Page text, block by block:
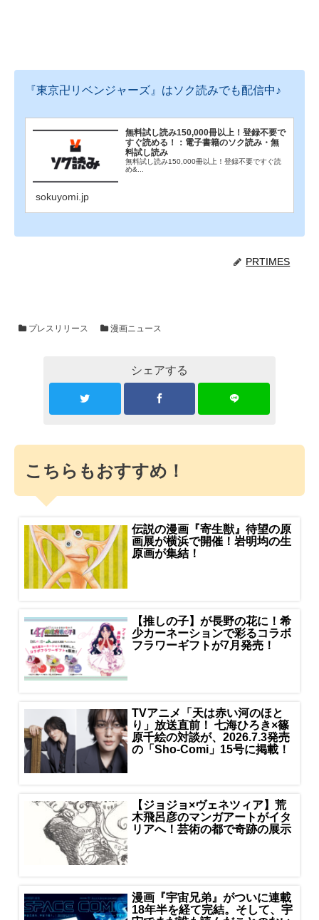
『東京卍リベンジャーズ』はソク読みでも配信中♪
無料試し読み150,000冊以上！登録不要で
すぐ読める！：電子書籍のソク読み・無
料試し読み
無料試し読み150,000冊以上！登録不要ですぐ読
め&...
sokuyomi.jp
PRTIMES
プレスリリース 漫画ニュース
シェアする
こちらもおすすめ！
伝説の漫画『寄生獣』待望の原
画展が横浜で開催！岩明均の生
原画が集結！
【推しの子】が長野の花に！希
少カーネーションで彩るコラボ
フラワーギフトが7月発売！
TVアニメ「天は赤い河のほと
り」放送直前！ 七海ひろき×篠
原千絵の対談が、2026.7.3発売
の「Sho-Comi」15号に掲載！
【ジョジョ×ヴェネツィア】荒
木飛呂彦のマンガアートがイタ
リアへ！芸術の都で奇跡の展示
漫画『宇宙兄弟』がついに連載
18年半を経て完結。そして、宇